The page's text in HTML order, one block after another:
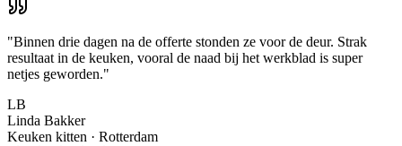
"Binnen drie dagen na de offerte stonden ze voor de deur. Strak
resultaat in de keuken, vooral de naad bij het werkblad is super
netjes geworden."
LB
Linda Bakker
Keuken kitten · Rotterdam